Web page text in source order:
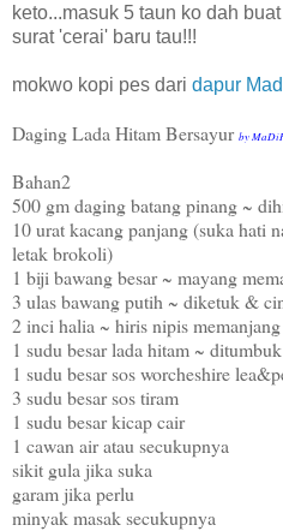
keto...masuk 5 taun ko dah
surat 'cerai' baru tau!!!
mokwo kopi pes dari dapur
Daging Lada Hitam Bersayur by
Bahan2
500 gm daging batang pinang ~
10 urat kacang panjang (suka hati
letak brokoli)
1 biji bawang besar ~ mayang
3 ulas bawang putih ~ diketuk &
2 inci halia ~ hiris nipis memanjang
1 sudu besar lada hitam ~
1 sudu besar sos worcheshire
3 sudu besar sos tiram
1 sudu besar kicap cair
1 cawan air atau secukupnya
sikit gula jika suka
garam jika perlu
minyak masak secukupnya